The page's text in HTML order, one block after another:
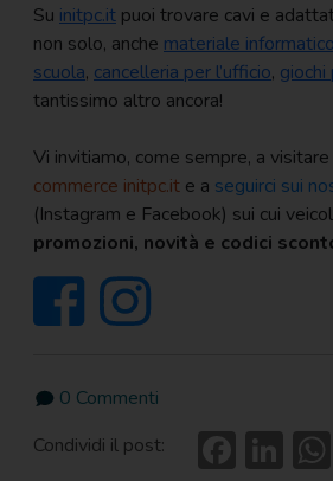
Su initpc.it puoi trovare cavi e
non solo, anche materiale informatico
scuola, cancelleria per l’ufficio,
tantissimo altro ancora!
Vi invitiamo, come sempre, a
commerce initpc.it e a seguirci sui
(Instagram e Facebook) sui cui
promozioni, novità e codici
0 Commenti
Condividi il post:
F Li